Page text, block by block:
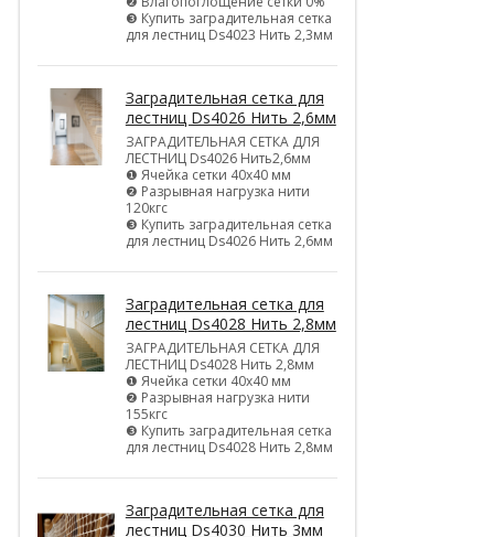
❸ Купить заградительная сетка
для лестниц Ds4023 Нить 2,3мм
Заградительная сетка для
лестниц Ds4026 Нить 2,6мм
ЗАГРАДИТЕЛЬНАЯ СЕТКА ДЛЯ
ЛЕСТНИЦ Ds4026 Нить2,6мм
❶ Ячейка сетки 40х40 мм
❷ Разрывная нагрузка нити
120кгс
❸ Купить заградительная сетка
для лестниц Ds4026 Нить 2,6мм
Заградительная сетка для
лестниц Ds4028 Нить 2,8мм
ЗАГРАДИТЕЛЬНАЯ СЕТКА ДЛЯ
ЛЕСТНИЦ Ds4028 Нить 2,8мм
❶ Ячейка сетки 40х40 мм
❷ Разрывная нагрузка нити
155кгс
❸ Купить заградительная сетка
для лестниц Ds4028 Нить 2,8мм
Заградительная сетка для
лестниц Ds4030 Нить 3мм